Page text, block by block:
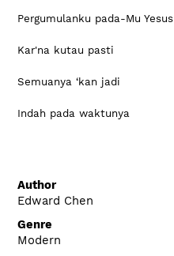
Pergumulanku pada-Mu Yesus
Kar'na kutau pasti
Semuanya ‘kan jadi
Indah pada waktunya
Author
Edward Chen
Genre
Modern